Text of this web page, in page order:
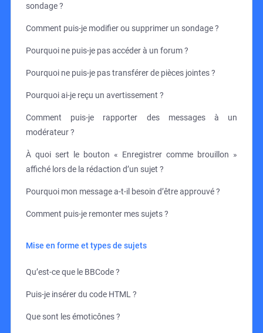
sondage ?
Comment puis-je modifier ou supprimer un sondage ?
Pourquoi ne puis-je pas accéder à un forum ?
Pourquoi ne puis-je pas transférer de pièces jointes ?
Pourquoi ai-je reçu un avertissement ?
Comment puis-je rapporter des messages à un
modérateur ?
À quoi sert le bouton « Enregistrer comme brouillon »
affiché lors de la rédaction d’un sujet ?
Pourquoi mon message a-t-il besoin d’être approuvé ?
Comment puis-je remonter mes sujets ?
Mise en forme et types de sujets
Qu’est-ce que le BBCode ?
Puis-je insérer du code HTML ?
Que sont les émoticônes ?